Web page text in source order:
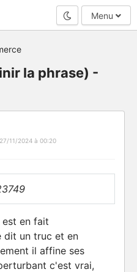
Mode nuit
Menu
la phrase) -
27/11/2024 à 00:20
est en fait
dit un truc et en
il affine ses
c'est vrai,